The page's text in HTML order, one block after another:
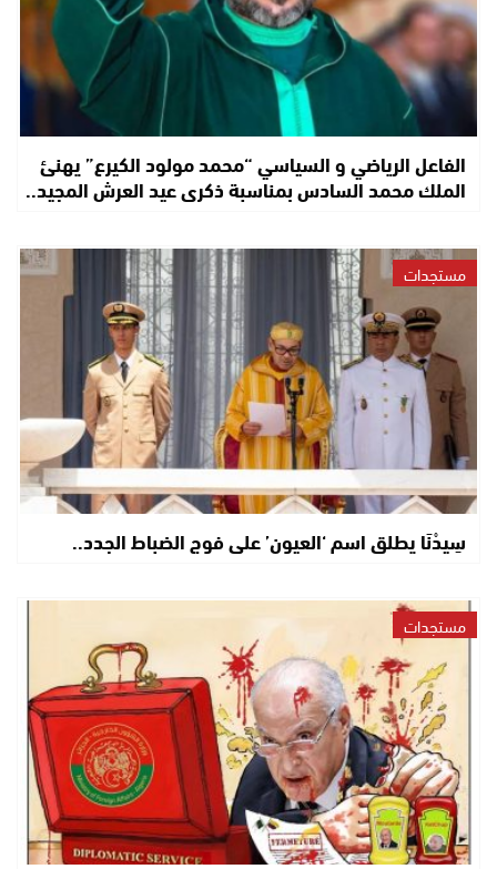
الفاعل الرياضي و السياسي “محمد مولود الكيرع” يهنئ
الملك محمد السادس بمناسبة ذكرى عيد العرش المجيد..
مستجدات
سِيدْنَا يطلق اسم ‘العيون’ على فوج الضباط الجدد..
مستجدات